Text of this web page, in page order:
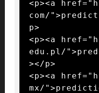
<p><a
com/
p>
<p><a
edu.pl/
></p>
<p><a
mx/